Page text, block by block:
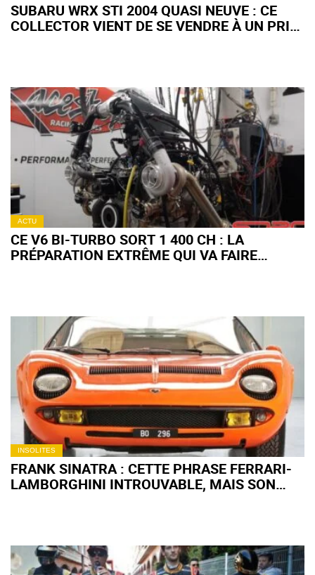
SUBARU WRX STI 2004 QUASI NEUVE : CE
COLLECTOR VIENT DE SE VENDRE À UN PRIX
ACTU
CE V6 BI-TURBO SORT 1 400 CH : LA
PRÉPARATION EXTRÊME QUI VA FAIRE
INSOLITES
FRANK SINATRA : CETTE PHRASE FERRARI-
LAMBORGHINI INTROUVABLE, MAIS SON